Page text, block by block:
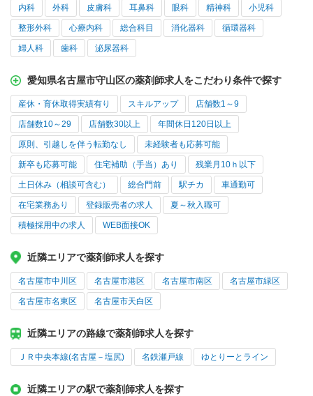
内科 外科 皮膚科 耳鼻科 眼科 精神科 小児科
整形外科 心療内科 総合科目 消化器科 循環器科
婦人科 歯科 泌尿器科
愛知県名古屋市守山区の薬剤師求人をこだわり条件で探す
産休・育休取得実績有り スキルアップ 店舗数1～9
店舗数10～29 店舗数30以上 年間休日120日以上
原則、引越しを伴う転勤なし 未経験者も応募可能
新卒も応募可能 住宅補助（手当）あり 残業月10ｈ以下
土日休み（相談可含む） 総合門前 駅チカ 車通勤可
在宅業務あり 登録販売者の求人 夏～秋入職可
積極採用中の求人 WEB面接OK
近隣エリアで薬剤師求人を探す
名古屋市中川区 名古屋市港区 名古屋市南区 名古屋市緑区
名古屋市名東区 名古屋市天白区
近隣エリアの路線で薬剤師求人を探す
ＪＲ中央本線(名古屋－塩尻) 名鉄瀬戸線 ゆとりーとライン
近隣エリアの駅で薬剤師求人を探す